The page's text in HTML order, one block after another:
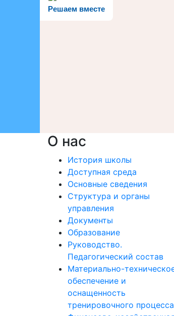
Решаем вместе
О нас
История школы
Доступная среда
Основные сведения
Структура и органы
управления
Документы
Образование
Руководство.
Педагогический состав
Материально-
обеспечение и
оснащенность
тренировочного процесса